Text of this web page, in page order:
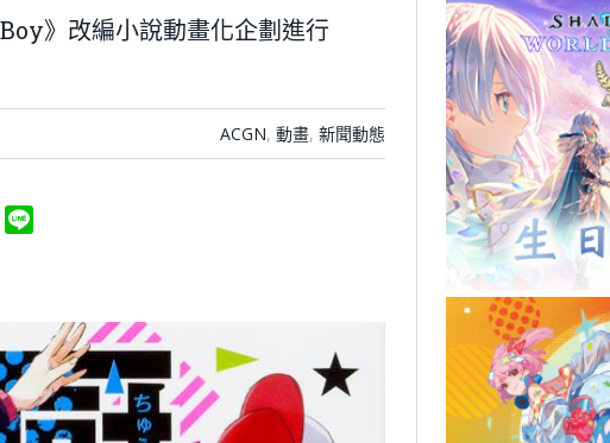
》改編小說動畫化企劃進行
ACGN, 動畫, 新聞動態
Copy